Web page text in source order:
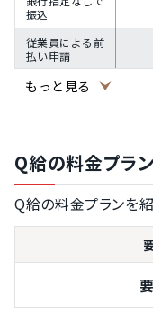
振込
従業員による前
払い申請
即時振込
CSV形式での従
業員情報・勤怠
データ等取り込
スプレッドシー
もっと見る
Q給の料金プラン
Q給の料金プランを紹